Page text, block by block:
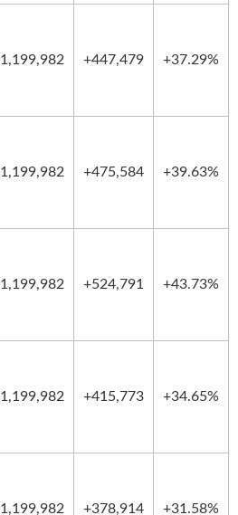
1,199,982 +447,479 +37.29%
1,199,982 +475,584 +39.63%
1,199,982 +524,791 +43.73%
1,199,982 +415,773 +34.65%
1,199,982 +378,914 +31.58%